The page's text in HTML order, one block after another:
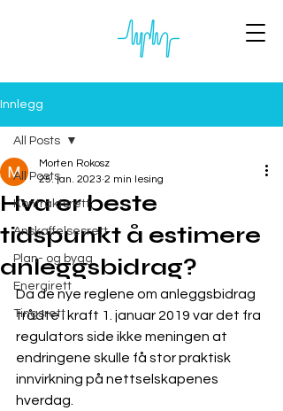
Innlegg
All Posts
Kontraktsrett
Anskaffelsesrett
Plan- og bygg
Energirett
Tingsrett
All Posts
Hva er beste
tidspunkt å estimere
anleggsbidrag?
Morten Rokosz
25. jan. 2023 2 min lesing
Da de nye reglene om anleggsbidrag
trådte i kraft 1. januar 2019 var det fra
regulators side ikke meningen at
endringene skulle få stor praktisk
innvirkning på nettselskapenes
hverdag.